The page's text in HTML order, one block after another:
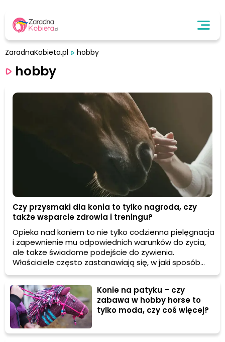
ZaradnaKobieta.pl hobby
hobby
Czy przysmaki dla konia to tylko nagroda, czy
także wsparcie zdrowia i treningu?
Opieka nad koniem to nie tylko codzienna pielęgnacja
i zapewnienie mu odpowiednich warunków do życia,
ale także świadome podejście do żywienia.
Właściciele często zastanawiają się, w jaki sposób
można urozmaicić dietę swojego pupila i
jednocześnie zadbać o jego dobre samopoczucie.
Właśnie tutaj ogromną rolę odgrywają przysmaki dla
konia, które nie tylko stanowią atrakcyjną formę
nagrody, ale mogą też wspierać zdrowie i ułatwiać
budowanie więzi między zwierzęciem a opiekunem.
Konie na patyku – czy
zabawa w hobby horse to
tylko moda, czy coś więcej?